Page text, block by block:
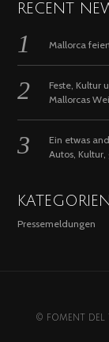
RECENT
Mallorca
Feste, Kultur
Mallorcas
Ein etwas
Autos,
KATEGORIEN
Pressemeldungen
© FOMENT DEL